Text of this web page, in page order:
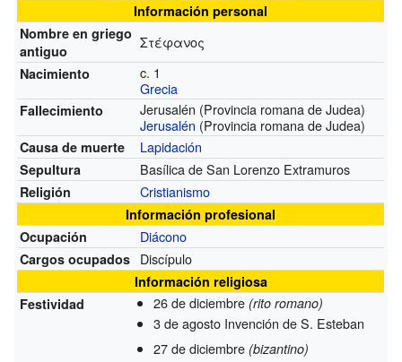
Información personal
Nombre en griego
antiguo
Στέφανος
Nacimiento
c. 1
Grecia
Fallecimiento
Jerusalén (Provincia romana de Judea)
Jerusalén (Provincia romana de Judea)
Causa de muerte Lapidación
Sepultura Basílica de San Lorenzo Extramuros
Religión Cristianismo
Información profesional
Ocupación
Diácono
Cargos ocupados Discípulo
Información religiosa
Festividad
26 de diciembre (rito romano)
3 de agosto Invención de S. Esteban
27 de diciembre (bizantino)